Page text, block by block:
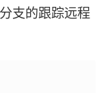
支的跟踪远程